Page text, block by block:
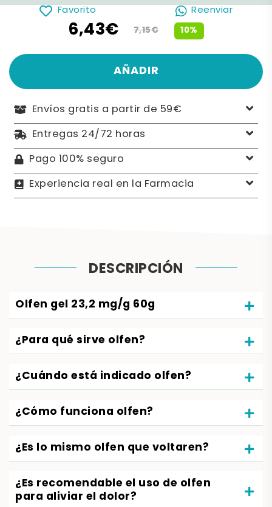
Favorito Reenviar
10%
6,43€ 7,15€
AÑADIR
Envíos gratis a partir de 59€
Entregas 24/72 horas
Pago 100% seguro
Experiencia real en la Farmacia
DESCRIPCIÓN
Olfen gel 23,2 mg/g 60g
¿Para qué sirve olfen?
¿Cuándo está indicado olfen?
¿Cómo funciona olfen?
¿Es lo mismo olfen que voltaren?
¿Es recomendable el uso de olfen
para aliviar el dolor?